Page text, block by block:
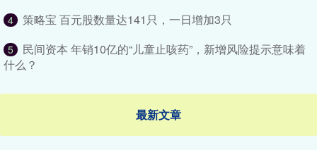
4 策略宝 百元股数量达141只，一日增加3只
5
民间资本 年销10亿的“儿童止咳药”，新增风险提示意味着
什么？
最新文章